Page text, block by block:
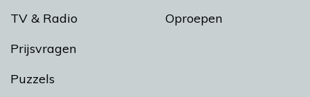
TV & Radio
Prijsvragen
Puzzels
Oproepen